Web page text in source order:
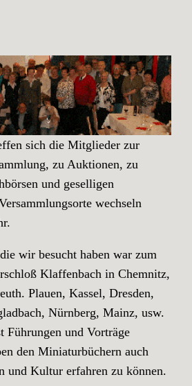
sich die Mitglieder zur
zu Auktionen, zu
und geselligen
wechseln
wir besucht haben war zum
Klaffenbach in Chemnitz,
Plauen, Kassel, Dresden,
Nürnberg, Mainz, usw.
Führungen und Vorträge
den Miniaturbüchern auch
und Kultur erfahren zu können.